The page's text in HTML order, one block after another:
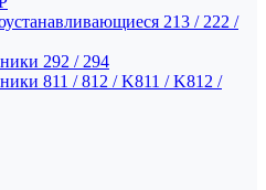
213 / 222 /
292 / 294
811 / 812 / K811 / K812 /